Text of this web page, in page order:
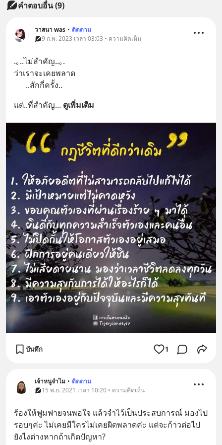
คำตอบอื่น(9)
วาสนา was • ติดตาม
9 ก.พ. 2023 เวลา 03:03 • ความคิดเห็น
.｡..ไม่สำคัญ..｡.
ว่าเราจะเคยพลาด
      ..สักกี่ครั้ง..
แต่..ที่สำคัญ... ดูเพิ่มเติม
บันทึก 1
เจ้าหนูจำไม • ติดตาม
15 พ.ย. 2021 เวลา 10:20 • ความคิดเห็น
ร้องให้ฟูมฟายจนพอใจ แล้วจำไว้เป็นประสบการณ์ มองไป
รอบๆค่ะ ไม่เคยมีใครไม่เคยผิดพลาดค่ะ แต่จะก้าวต่อไป
ยังไงต่างหากถ้าเกิดปัญหา?